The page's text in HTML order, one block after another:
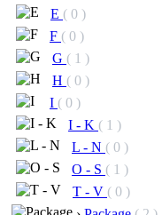
E ( 0 )
F ( 0 )
G ( 1 )
H ( 0 )
I ( 0 )
I - K ( 1 )
L - N ( 0 )
O - S ( 1 )
T - V ( 0 )